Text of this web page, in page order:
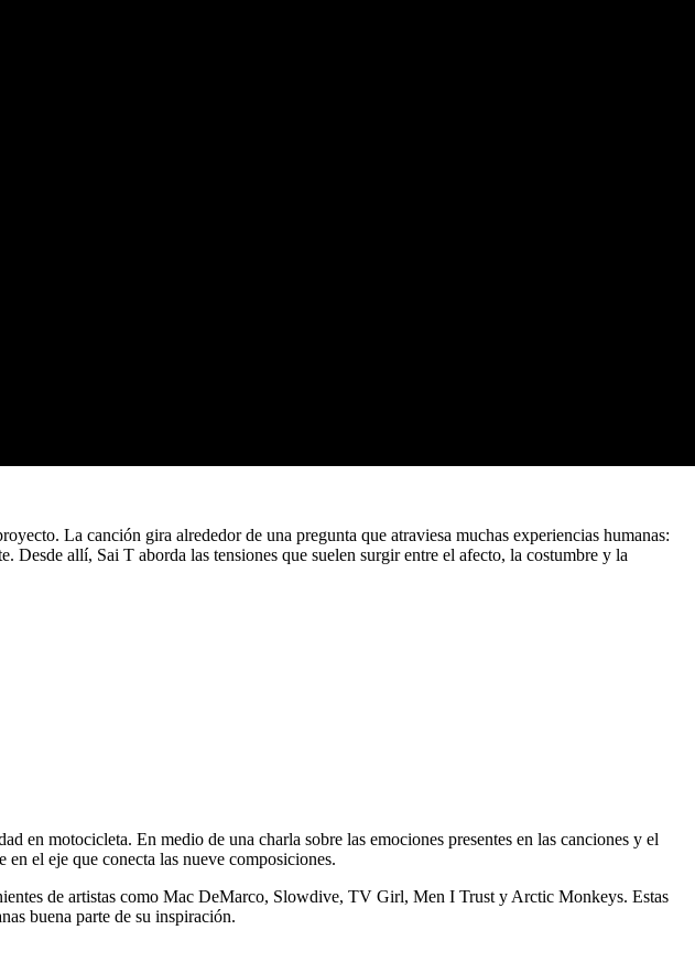
La canción gira alrededor de una pregunta que atraviesa muchas experiencias humanas:
Desde allí, Sai T aborda las tensiones que suelen surgir entre el afecto, la costumbre y la
en motocicleta. En medio de una charla sobre las emociones presentes en las canciones y el
el eje que conecta las nueve composiciones.
de artistas como Mac DeMarco, Slowdive, TV Girl, Men I Trust y Arctic Monkeys. Estas
buena parte de su inspiración.